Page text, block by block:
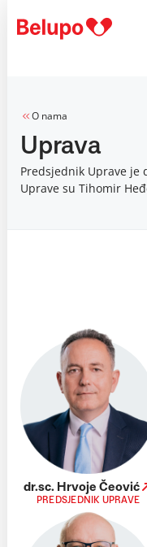
O nama
Uprava
Predsjednik Uprave je
Uprave su Tihomir
dr.sc. Hrvoje Čeović
PREDSJEDNIK UPRAVE